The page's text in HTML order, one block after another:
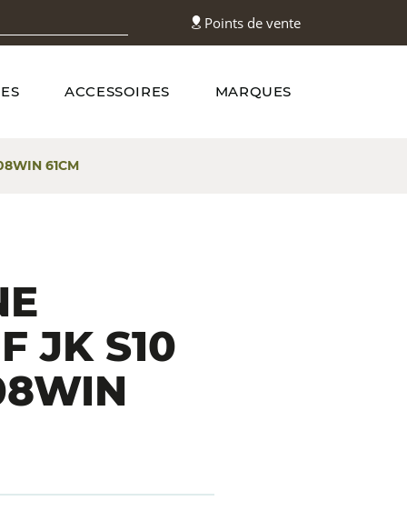
Points de vente
ACCESSOIRES MARQUES
61CM
JK S10